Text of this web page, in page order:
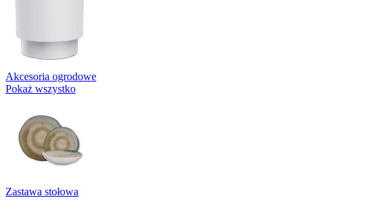
Akcesoria ogrodowe
Pokaż wszystko
Zastawa stołowa